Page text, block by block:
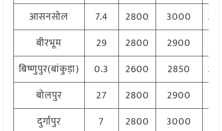
आसनसोल
7.4 2800 3000
बीरभूम
29 2800 2900
बिष्णुपुर(बांकुड़ा)
0.3 2600 2850
बोलपुर
27 2800 2900
दुर्गापुर
7 2800 3000